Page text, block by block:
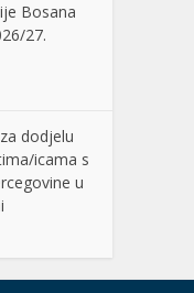
Bosana
27.
dodjelu
icama s
u